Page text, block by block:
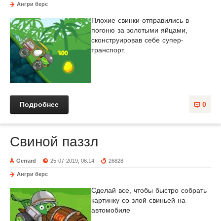
Ангри берс
Плохие свинки отправились в
погоню за золотыми яйцами,
сконструировав себе супер-
транспорт.
0
Подробнее
Свиной паззл
Gerrard 25-07-2019, 06:14 26828
Ангри берс
Сделай все, чтобы быстро собрать
картинку со злой свиньей на
автомобиле